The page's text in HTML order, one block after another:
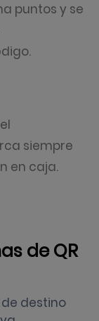
puntos y se
siempre
en caja.
de QR
destino